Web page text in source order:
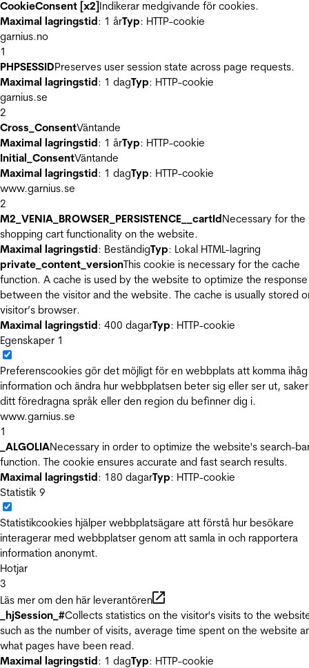
CookieConsent [x2]Indikerar medgivande för cookies.
Maximal lagringstid: 1 årTyp: HTTP-cookie
garnius.no
1
PHPSESSIDPreserves user session state across page requests.
Maximal lagringstid: 1 dagTyp: HTTP-cookie
garnius.se
2
Cross_ConsentVäntande
Maximal lagringstid: 1 årTyp: HTTP-cookie
Initial_ConsentVäntande
Maximal lagringstid: 1 dagTyp: HTTP-cookie
www.garnius.se
2
M2_VENIA_BROWSER_PERSISTENCE__cartIdNecessary for the
shopping cart functionality on the website.
Maximal lagringstid: BeständigTyp: Lokal HTML-lagring
private_content_versionThis cookie is necessary for the cache
function. A cache is used by the website to optimize the
between the visitor and the website. The cache is usually stored
visitor’s browser.
Maximal lagringstid: 400 dagarTyp: HTTP-cookie
Egenskaper 1
Preferenscookies gör det möjligt för en webbplats att komma ihåg
information och ändra hur webbplatsen beter sig eller ser ut,
ditt föredragna språk eller den region du befinner dig i.
www.garnius.se
1
_ALGOLIANecessary in order to optimize the website's search-
function. The cookie ensures accurate and fast search results.
Maximal lagringstid: 180 dagarTyp: HTTP-cookie
Statistik 9
Statistikcookies hjälper webbplatsägare att förstå hur besökare
interagerar med webbplatser genom att samla in och rapportera
information anonymt.
Hotjar
3
Läs mer om den här leverantören
_hjSession_#Collects statistics on the visitor's visits to the
such as the number of visits, average time spent on the website
what pages have been read.
Maximal lagringstid: 1 dagTyp: HTTP-cookie